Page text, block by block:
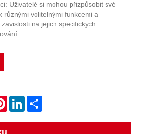
Uživatelé si mohou přizpůsobit své
různými volitelnými funkcemi a
na jejich specifických
PinterestLinkedIn